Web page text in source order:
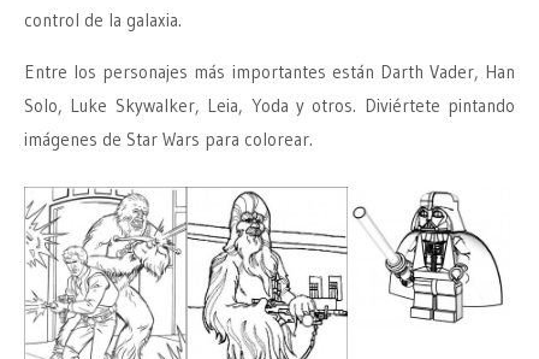
control de la galaxia.
Entre los personajes más importantes están Darth Vader, Han
Solo, Luke Skywalker, Leia, Yoda y otros. Diviértete pintando
imágenes de Star Wars para colorear.